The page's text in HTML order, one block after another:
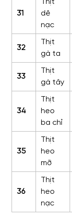
31
dê
nạc
32
Thịt
gà ta
33
Thịt
gà tây
34
Thịt
heo
ba chỉ
35
Thịt
heo
mỡ
36
Thịt
heo
nạc